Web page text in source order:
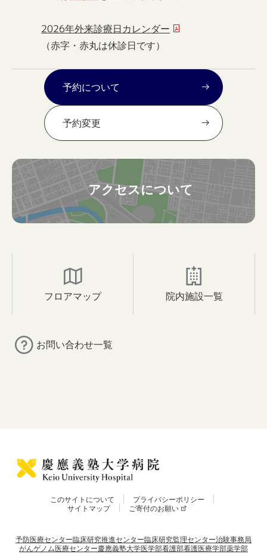
2026年外来診療日カレンダー
（赤字・赤丸は休診日です）
予約について
予約変更
アクセスについて
フロアマップ 院内施設一覧
お問い合わせ一覧
このサイトについて
プライバシーポリシー
サイトマップ
ご寄付のお願い
予防医療センター臨床研究推進センター臨床研究監理センター治験事務局
がんゲノム医療センター慶應義塾大学医学部看護部看護医療学部薬学部